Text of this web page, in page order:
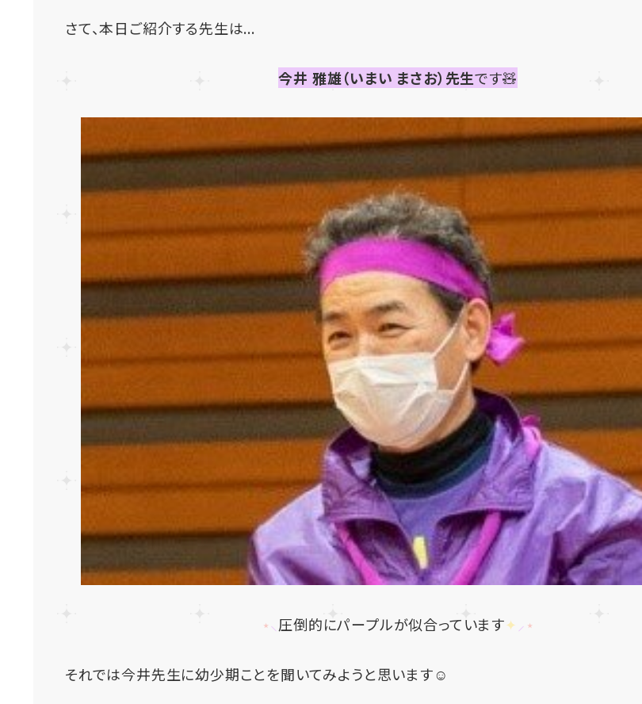
さて、本日ご紹介する先生は...
今井 雅雄（いまい まさお）先生です🧸
⋆⸜圧倒的にパープルが似合っています✦ ⸝⋆
それでは今井先生に幼少期ことを聞いてみようと思います☺